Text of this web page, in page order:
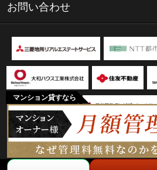
マンション貸すなら
お問い合わせ